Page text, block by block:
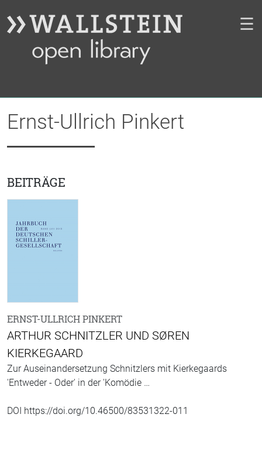
☰
Ernst-Ullrich Pinkert
BEITRÄGE
ERNST-ULLRICH PINKERT
ARTHUR SCHNITZLER UND SØREN
KIERKEGAARD
Zur Auseinandersetzung Schnitzlers mit Kierkegaards
'Entweder - Oder' in der 'Komödie …
DOI https://doi.org/10.46500/83531322-011